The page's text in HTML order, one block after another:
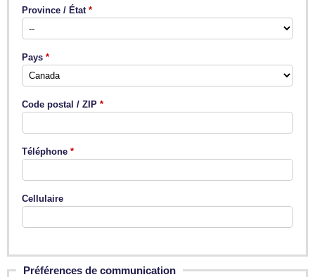
Province / État
Pays
Code postal / ZIP
Téléphone
Cellulaire
Préférences de communication